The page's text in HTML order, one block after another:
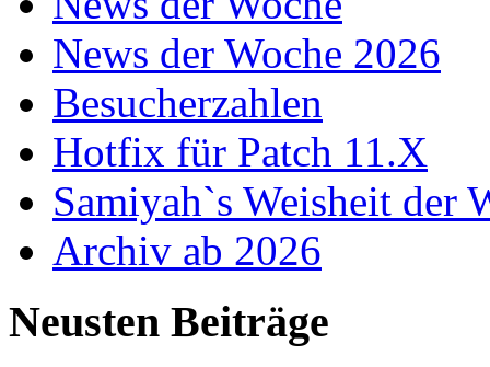
News der Woche 2026
Besucherzahlen
Hotfix für Patch 11.X
Samiyah`s Weisheit der
Archiv ab 2026
Neusten Beiträge